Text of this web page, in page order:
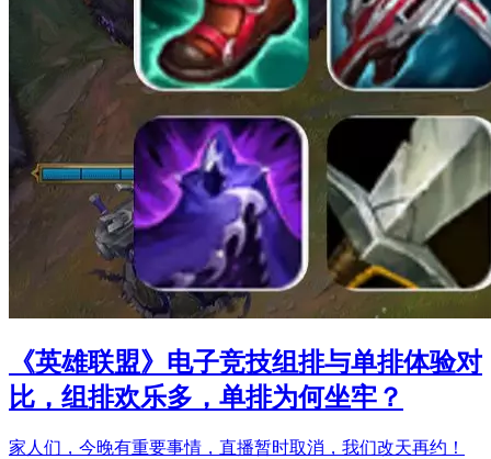
《英雄联盟》电子竞技组排与单排体验对
比，组排欢乐多，单排为何坐牢？
家人们，今晚有重要事情，直播暂时取消，我们改天再约！